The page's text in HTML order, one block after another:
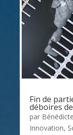
Fin de
déboires
par
Innovation,